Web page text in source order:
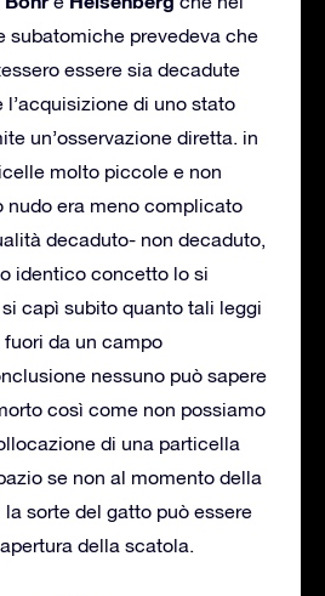
subatomiche prevedeva che
essere sia decadute
di uno stato
un’osservazione diretta. in
molto piccole e non
nudo era meno complicato
decaduto- non decaduto,
identico concetto lo si
capì subito quanto tali leggi
da un campo
nessuno può sapere
così come non possiamo
di una particella
se non al momento della
sorte del gatto può essere
della scatola.